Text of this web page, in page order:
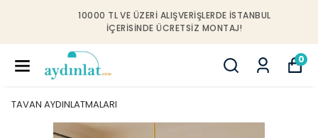
10000 TL VE ÜZERI ALIŞVERIŞLERDE İSTANBUL
IÇERISINDE ÜCRETSIZ MONTAJ!
0
TAVAN AYDINLATMALARI